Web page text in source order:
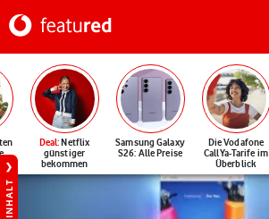
Deal: Netflix
günstiger
bekommen
Samsung Galaxy
S26: Alle Preise
Die Vodafone
CallYa-Tarife im
Überblick
INHALT